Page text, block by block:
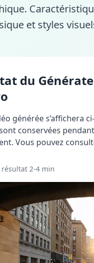
et styles
du
générée s’affichera
conservées
Vous pouvez
résultat 2-4 min